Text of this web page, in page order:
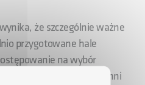
że szczególnie ważne
przygotowane hale
na wybór
w Wośnikach o powierzchni